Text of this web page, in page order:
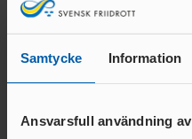
Samtycke Information
Ansvarsfull användning
Stockholm